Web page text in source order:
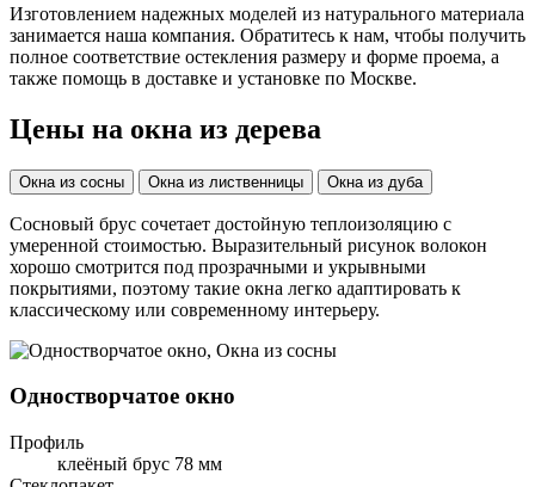
Изготовлением надежных моделей из натурального материала
занимается наша компания. Обратитесь к нам, чтобы получить
полное соответствие остекления размеру и форме проема, а
также помощь в доставке и установке по Москве.
Цены на окна из дерева
Окна из сосны Окна из лиственницы Окна из дуба
Сосновый брус сочетает достойную теплоизоляцию с
умеренной стоимостью. Выразительный рисунок волокон
хорошо смотрится под прозрачными и укрывными
покрытиями, поэтому такие окна легко адаптировать к
классическому или современному интерьеру.
Одностворчатое окно
Профиль
клеёный брус 78 мм